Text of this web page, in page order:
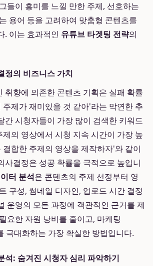
들이 흥미를 느낄 만한 주제, 선호하는
용어 등을 고려하여 맞춤형 콘텐츠를
. 이는 효과적인 유튜브 타겟팅 전략의
정의 비즈니스 가치
취향에 의존한 콘텐츠 기획은 실패 확률
제가 재미있을 것 같아'라는 막연한 추
간 시청자들이 가장 많이 검색한 키워드
제의 영상에서 시청 지속 시간이 가장 높
결합한 주제의 영상을 제작하자'와 같이
사결정은 성공 확률을 극적으로 높입니
터 분석은 콘텐츠의 주제 선정부터 영
구성, 썸네일 디자인, 업로드 시간 결정
운영의 모든 과정에 객관적인 근거를 제
요한 자원 낭비를 줄이고, 마케팅
극대화하는 가장 확실한 방법입니다.
석: 숨겨진 시청자 심리 파악하기